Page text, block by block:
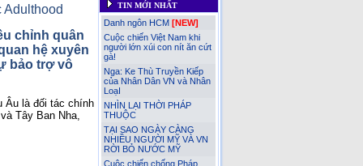
Adulthood
chỉnh quân
hệ xuyên
bảo trợ vô
Âu là đối tác chính
Tây Ban Nha,
TIN MỚI NHẤT
Danh ngôn HCM [NEW]
Cuộc chiến Việt Nam khi
người lớn xúi con nít ăn cứt
gà!
Nga: Ke Thù Truyền Kiếp
của Nhân Dân VN và Nhân
LoạI
NHÌN LẠI THỜI PHÁP
THUỘC
TẠI SAO NGÀY CÀNG
NHIỀU NGƯỜI MỸ VÀ VN
RỜI BỎ NƯỚC MỸ
Cuộc chiến chống Pháp